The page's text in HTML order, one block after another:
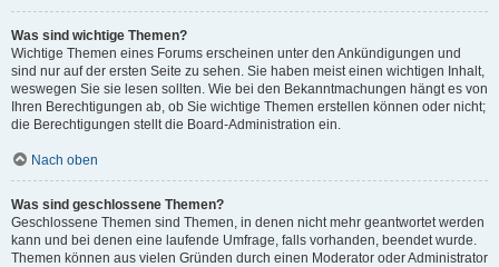
Was sind wichtige Themen?
Wichtige Themen eines Forums erscheinen unter den Ankündigungen und
sind nur auf der ersten Seite zu sehen. Sie haben meist einen wichtigen Inhalt,
weswegen Sie sie lesen sollten. Wie bei den Bekanntmachungen hängt es von
Ihren Berechtigungen ab, ob Sie wichtige Themen erstellen können oder nicht;
die Berechtigungen stellt die Board-Administration ein.
Nach oben
Was sind geschlossene Themen?
Geschlossene Themen sind Themen, in denen nicht mehr geantwortet werden
kann und bei denen eine laufende Umfrage, falls vorhanden, beendet wurde.
Themen können aus vielen Gründen durch einen Moderator oder Administrator